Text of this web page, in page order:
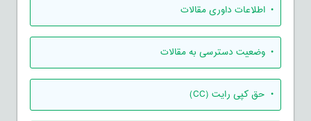
• اطلاعات داوری مقالات
• وضعیت دسترسی به مقالات
• حق کپی رایت (CC)